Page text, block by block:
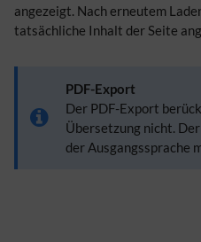
angezeigt. Nach erneutem
tatsächliche Inhalt der Seite
PDF-Export
Der PDF-Export
Übersetzung nicht.
der Ausgangssprache